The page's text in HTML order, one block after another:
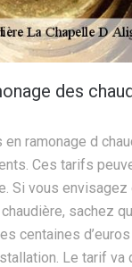
des
ramonage d
Ces tarifs
Si vous envisagez
sachez
centaines
Le tarif va